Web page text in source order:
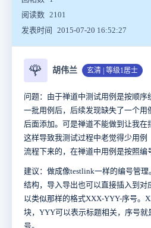
阅读数 2101
发表时间
2015-07-20 16:52:27
🌹 胡伟兰 玄清 | 等级1居士
问题：由于禅道中测试用例是按顺序
一批用例后，后续发现缺失了一个用
后面添加。可是禅道不能做到让我在
这样导致我测试过程中老觉得少用例
流程下来的，在禅道中用例是按照编
建议：做成像testlink一样的编号管
结构，导入导出也可以直接插入到对
以类似那样的格式XXX-YYY-序号。
块，YYY可以表示标题相关，序号就
号。